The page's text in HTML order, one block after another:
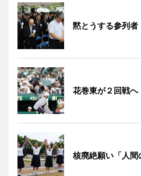
黙とうする参列者
花巻東が２回戦
核廃絶願い「人